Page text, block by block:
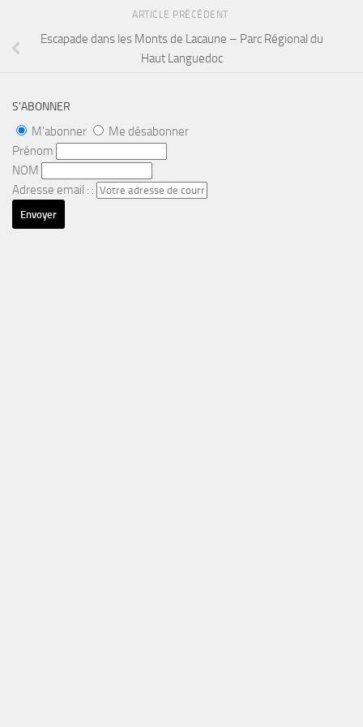
ARTICLE PRÉCÉDENT
Escapade dans les Monts de Lacaune – Parc Régional du
Haut Languedoc
S’ABONNER
M'abonner
Me désabonner
Prénom
NOM
Adresse email : :